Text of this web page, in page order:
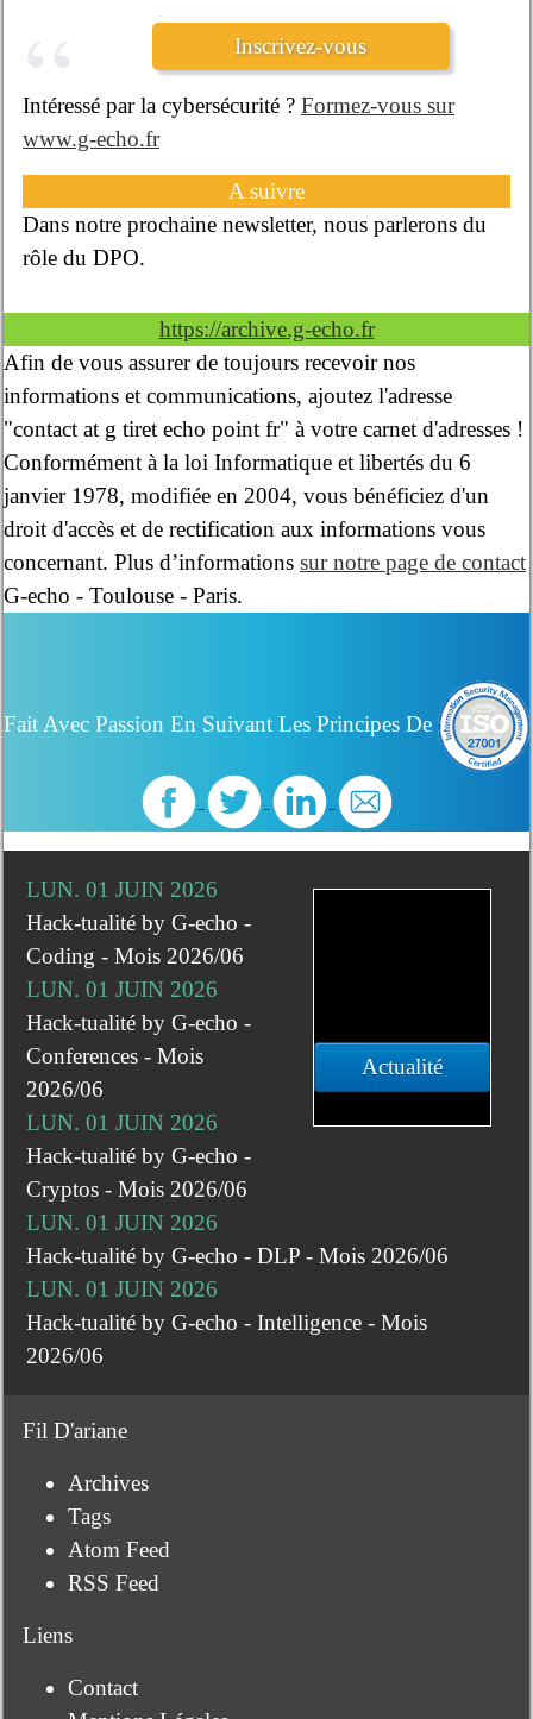
Inscrivez-vous
Intéressé par la cybersécurité ? Formez-vous sur
www.g-echo.fr
A suivre
Dans notre prochaine newsletter, nous parlerons du
rôle du DPO.
https://archive.g-echo.fr
Afin de vous assurer de toujours recevoir nos
informations et communications, ajoutez l'adresse
"contact at g tiret echo point fr" à votre carnet d'adresses !
Conformément à la loi Informatique et libertés du 6
janvier 1978, modifiée en 2004, vous bénéficiez d'un
droit d'accès et de rectification aux informations vous
concernant. Plus d’informations sur notre page de contact
G-echo - Toulouse - Paris.
Fait Avec Passion En Suivant Les Principes De
Actualité
LUN. 01 JUIN 2026
Hack-tualité by G-echo -
Coding - Mois 2026/06
LUN. 01 JUIN 2026
Hack-tualité by G-echo -
Conferences - Mois
2026/06
LUN. 01 JUIN 2026
Hack-tualité by G-echo -
Cryptos - Mois 2026/06
LUN. 01 JUIN 2026
Hack-tualité by G-echo - DLP - Mois 2026/06
LUN. 01 JUIN 2026
Hack-tualité by G-echo - Intelligence - Mois
2026/06
Fil D'ariane
Archives
Tags
Atom Feed
RSS Feed
Liens
Contact